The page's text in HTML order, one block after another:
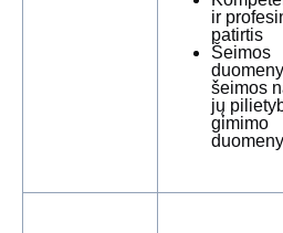
ir
patirtis
Šeimos
šeimos
jų
gimimo